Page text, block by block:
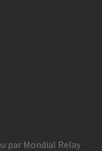
par Mondial Relay